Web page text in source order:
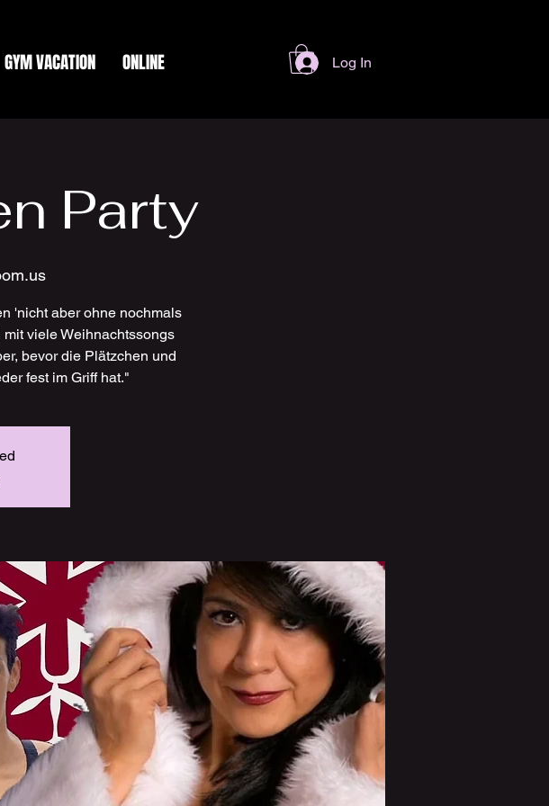
GYM VACATION ONLINE Log In
Party
'nicht aber ohne nochmals
viele Weihnachtssongs
bevor die Plätzchen und
fest im Griff hat."